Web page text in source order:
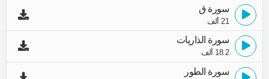
سورة ق
21 ألف
سورة الذاريات
18.2 ألف
سورة الطور